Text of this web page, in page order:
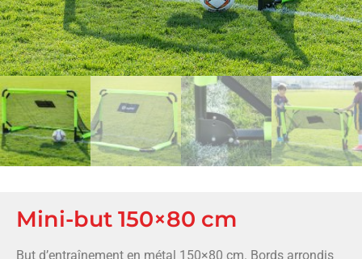
Mini-but 150×80 cm
But d’entraînement en métal 150×80 cm. Bords arrondis